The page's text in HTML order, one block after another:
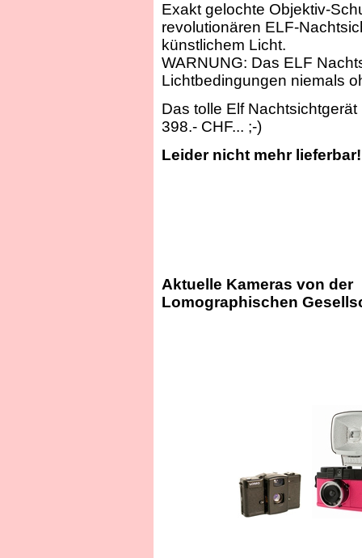
Exakt gelochte Objektiv-
revolutionären ELF-
künstlichem Licht.
WARNUNG: Das ELF
Lichtbedingungen niemals
Das tolle Elf Nachtsichtgerät
398.- CHF... ;-)
Leider nicht mehr lieferbar!
Aktuelle Kameras von der
Lomographischen